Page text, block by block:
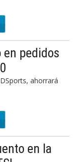
en pedidos
ahorrará
en la